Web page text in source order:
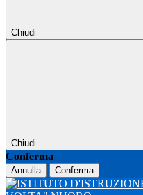
Chiudi
Chiudi
Conferma
Annulla Conferma